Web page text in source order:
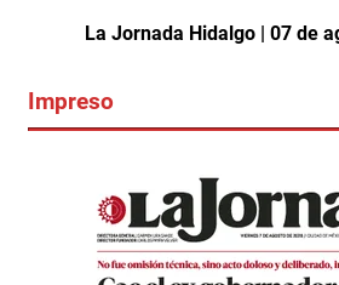
La Jornada Hidalgo | 07 de
Impreso